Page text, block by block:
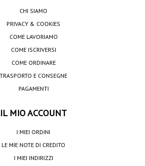
CHI SIAMO
PRIVACY & COOKIES
COME LAVORIAMO
COME ISCRIVERSI
COME ORDINARE
TRASPORTO E CONSEGNE
PAGAMENTI
IL MIO ACCOUNT
I MIEI ORDINI
LE MIE NOTE DI CREDITO
I MIEI INDIRIZZI